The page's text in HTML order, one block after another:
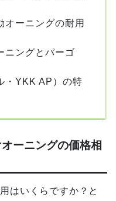
オーニングの耐用
ニングとパーゴ
・YKK AP）の特
ーニングの価格相
はいくらですか？と